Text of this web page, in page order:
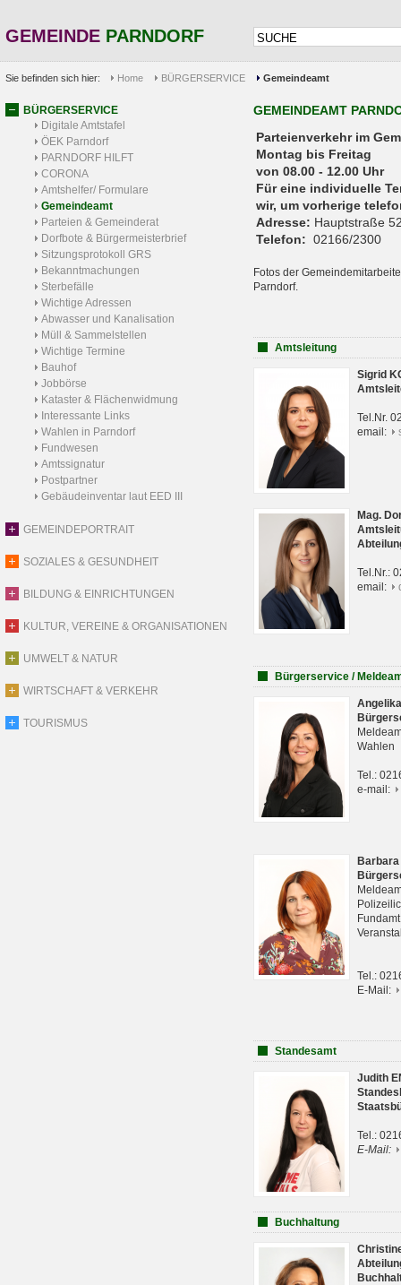
GEMEINDE PARNDORF
Sie befinden sich hier: Home BÜRGERSERVICE Gemeindeamt
BÜRGERSERVICE
Digitale Amtstafel
ÖEK Parndorf
PARNDORF HILFT
CORONA
Amtshelfer/ Formulare
Gemeindeamt
Parteien & Gemeinderat
Dorfbote & Bürgermeisterbrief
Sitzungsprotokoll GRS
Bekanntmachungen
Sterbefälle
Wichtige Adressen
Abwasser und Kanalisation
Müll & Sammelstellen
Wichtige Termine
Bauhof
Jobbörse
Kataster & Flächenwidmung
Interessante Links
Wahlen in Parndorf
Fundwesen
Amtssignatur
Postpartner
Gebäudeinventar laut EED III
GEMEINDEPORTRAIT
SOZIALES & GESUNDHEIT
BILDUNG & EINRICHTUNGEN
KULTUR, VEREINE & ORGANISATIONEN
UMWELT & NATUR
WIRTSCHAFT & VERKEHR
TOURISMUS
GEMEINDEAMT
Parteienverkehr
Montag bis Freitag
von 08.00 - 12.00 Uhr
Für eine individuelle
wir, um vorherige
Adresse: Hauptstraße
Telefon: 02166/2300
Fotos der
Parndorf.
Amtsleitung
Sigrid
Tel.Nr.
email:
Mag.
Tel.Nr.:
email:
Bürgerservice /
Wahlen
Tel.:
e-mail:
Tel.:
E-Mail:
Standesamt
Judith
Tel.:
E-Mail:
Buchhaltung